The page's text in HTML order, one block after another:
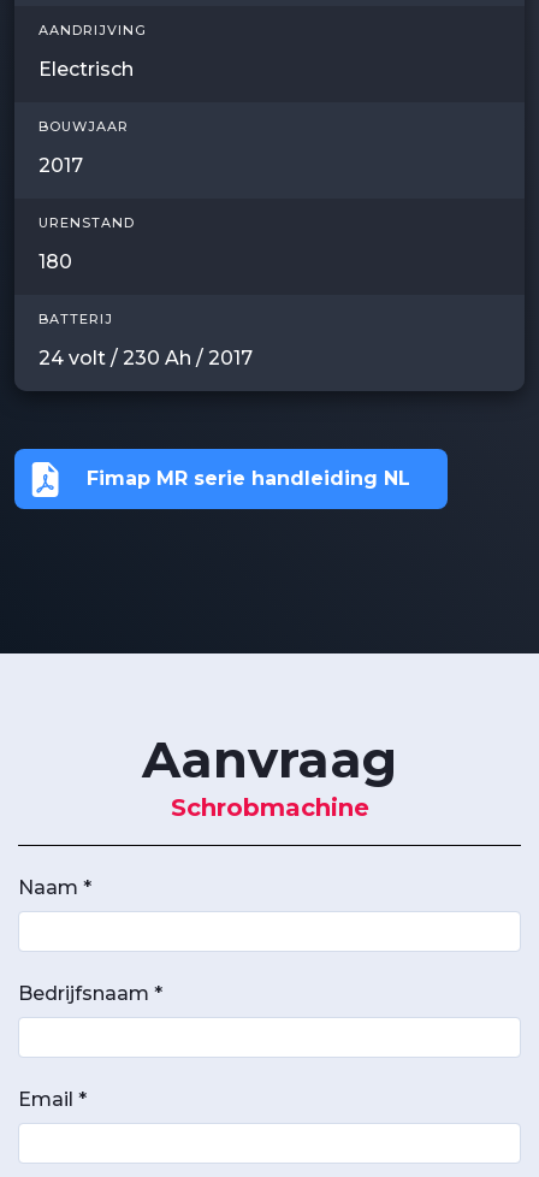
AANDRIJVING
Electrisch
BOUWJAAR
2017
URENSTAND
180
BATTERIJ
24 volt / 230 Ah / 2017
Fimap MR serie handleiding NL
Aanvraag
Schrobmachine
Naam *
Bedrijfsnaam *
Email *